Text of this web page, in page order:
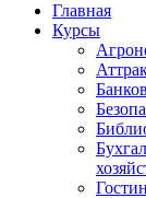
Главная
Курсы